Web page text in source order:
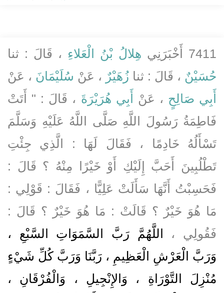
7411 أَخْبَرَنِي هِلالُ بْنُ الْعَلاءِ ، قَالَ : ثنا
حُسَيْنٌ ، قَالَ : ثنا زُهَيْرٌ ، عَنْ سُلَيْمَانَ ، عَنْ
أَبِي صَالِحٍ ، عَنْ أَبِي هُرَيْرَةَ ، قَالَ : " أَتَتْ
فَاطِمَةُ رَسُولَ اللَّهِ صَلَّى اللَّهُ عَلَيْهِ وَسَلَّمَ
تَسْأَلُهُ خَادِمًا ، فَقَالَ لَهَا : الَّذِي جِئْتِ
تَطْلُبِينَ أَحَبَّ إِلَيْكِ أَوْ خَيْرًا مِنْهُ ؟ قَالَ :
فَحَسِبْتُ أَنَّهَا سَأَلَتْ عَلِيًّا ، فَقَالَ : قَوْلِي :
مَا هُوَ خَيْرٌ ؟ قَالَتْ : مَا هُوَ خَيْرٌ ؟ قَالَ :
فَقُولِي ،
اللَّهُمَّ رَبَّ السَّمَوَاتِ السَّبْعِ ،
وَرَبَّ الْعَرْشِ الْعَظِيمِ ، رَبَّنَا وَرَبَّ كُلِّ شَيْءٍ
مُنْزِلَ التَّوْرَاةِ ، وَالإِنْجِيلِ ، وَالْفُرْقَانِ ،